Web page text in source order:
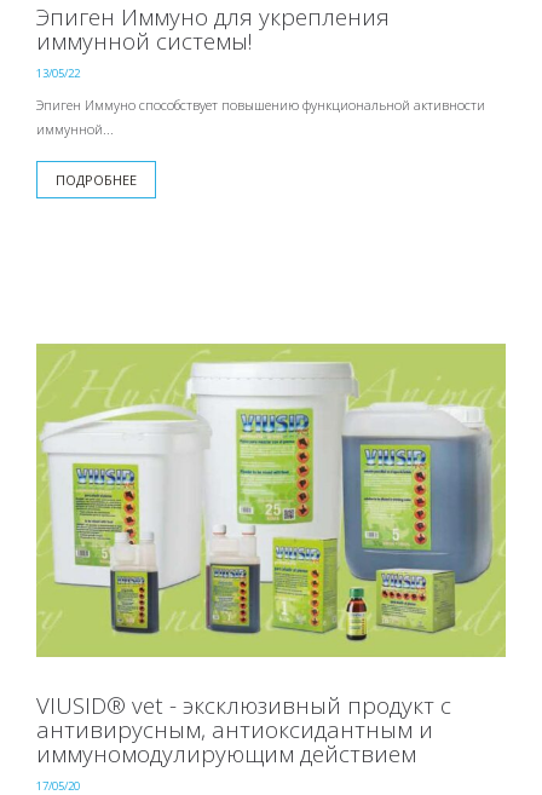
Эпиген Иммуно для укрепления
иммунной системы!
13/05/22
Эпиген Иммуно способствует повышению функциональной активности
иммунной...
ПОДРОБНЕЕ
VIUSID® vet - эксклюзивный продукт с
антивирусным, антиоксидантным и
иммуномодулирующим действием
17/05/20